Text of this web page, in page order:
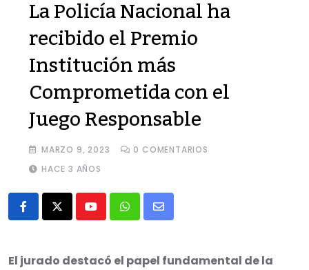
La Policía Nacional ha
recibido el Premio
Institución más
Comprometida con el
Juego Responsable
MARZO 9, 2023 0 COMENTARIOS
HACE 3 AÑOS
YoutubeWhatsapp
Share
Email
El jurado destacó el papel fundamental de la